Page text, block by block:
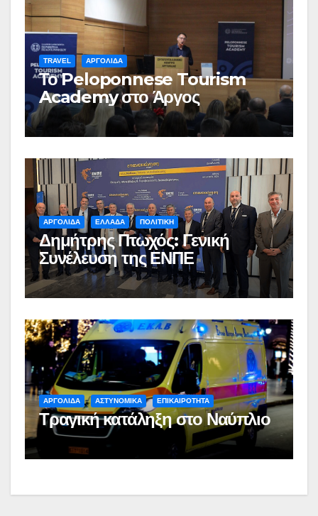
TRAVEL ΑΡΓΟΛΙΔΑ
Το Peloponnese Tourism
Academy στο Άργος
ΑΡΓΟΛΙΔΑ ΕΛΛΑΔΑ ΠΟΛΙΤΙΚΗ
Δημήτρης Πτωχός: Γενική
Συνέλευση της ΕΝΠΕ
ΑΡΓΟΛΙΔΑ ΑΣΤΥΝΟΜΙΚΑ ΕΠΙΚΑΙΡΟΤΗΤΑ
Τραγική κατάληξη στο Ναύπλιο